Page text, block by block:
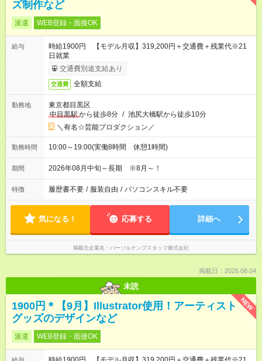
ズ制作など
派遣 WEB登録・面接OK
給与
時給1900円 【モデル月収】319,200円＋交通費＋残業代※21
日就業
交通費別途支給あり
交通費 全額支給
勤務地
東京都目黒区
中目黒駅から徒歩8分 / 池尻大橋駅から徒歩10分
＼有名☆芸能プロダクション／
勤務時間 10:00～19:00(実働8時間 休憩1時間)
期間 2026年08月中旬～長期 ※8月～！
特徴 履歴書不要 / 服装自由 / パソコンスキル不要
気になる！ 応募する 詳細へ
掲載元企業名 パーソルテンプスタッフ株式会社
掲載日：2026.08.04
未読
NEW
1900円＊【9月】Illustrator使用！アーティスト
グッズのデザインなど
派遣 WEB登録・面接OK